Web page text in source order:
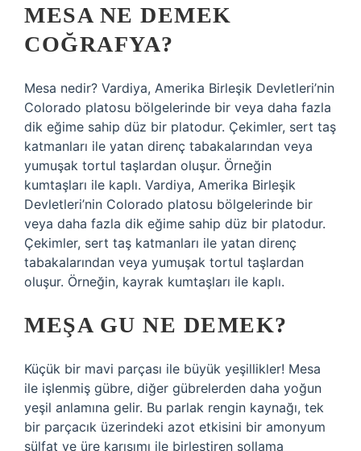
MESA NE DEMEK
COĞRAFYA?
Mesa nedir? Vardiya, Amerika Birleşik Devletleri’nin
Colorado platosu bölgelerinde bir veya daha fazla
dik eğime sahip düz bir platodur. Çekimler, sert taş
katmanları ile yatan direnç tabakalarından veya
yumuşak tortul taşlardan oluşur. Örneğin
kumtaşları ile kaplı. Vardiya, Amerika Birleşik
Devletleri’nin Colorado platosu bölgelerinde bir
veya daha fazla dik eğime sahip düz bir platodur.
Çekimler, sert taş katmanları ile yatan direnç
tabakalarından veya yumuşak tortul taşlardan
oluşur. Örneğin, kayrak kumtaşları ile kaplı.
MEŞA GU NE DEMEK?
Küçük bir mavi parçası ile büyük yeşillikler! Mesa
ile işlenmiş gübre, diğer gübrelerden daha yoğun
yeşil anlamına gelir. Bu parlak rengin kaynağı, tek
bir parçacık üzerindeki azot etkisini bir amonyum
sülfat ve üre karışımı ile birleştiren sollama